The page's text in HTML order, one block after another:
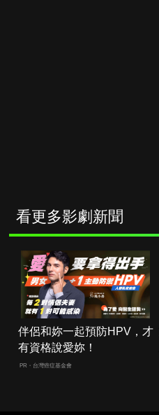
看更多影劇新聞
伴侶和妳一起預防HPV，才
有資格說愛妳！
PR・台灣癌症基金會